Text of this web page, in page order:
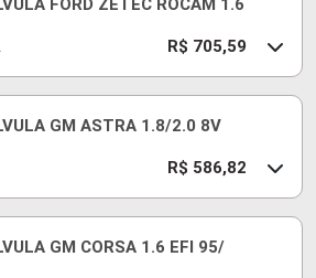
FORD ZETEC ROCAM 1.6
R$ 705,59
GM ASTRA 1.8/2.0 8V
R$ 586,82
GM CORSA 1.6 EFI 95/